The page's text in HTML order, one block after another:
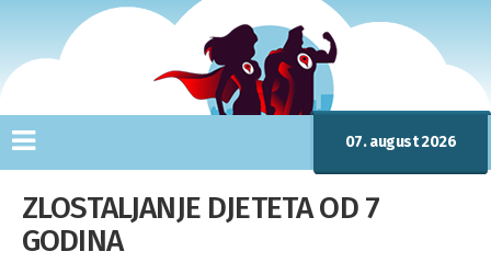
07. august 2026
ZLOSTALJANJE DJETETA OD 7
GODINA